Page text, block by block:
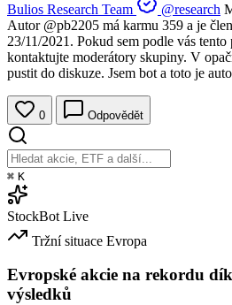
Bulios Research Team
@research
Autor @pb2205 má karmu 359 a je
23/11/2021. Pokud sem podle vás tento
kontaktujte moderátory skupiny. V
pustit do diskuze. Jsem bot a toto je
0 Odpovědět
⌘ K
StockBot Live
Tržní situace Evropa
Evropské akcie na rekordu
výsledků